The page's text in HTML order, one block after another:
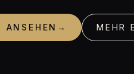
ANSEHEN → MEHR